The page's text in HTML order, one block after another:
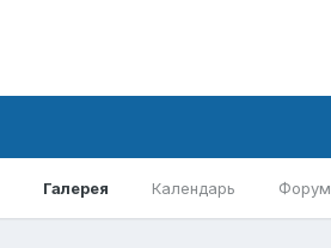
Галерея Календарь Форум